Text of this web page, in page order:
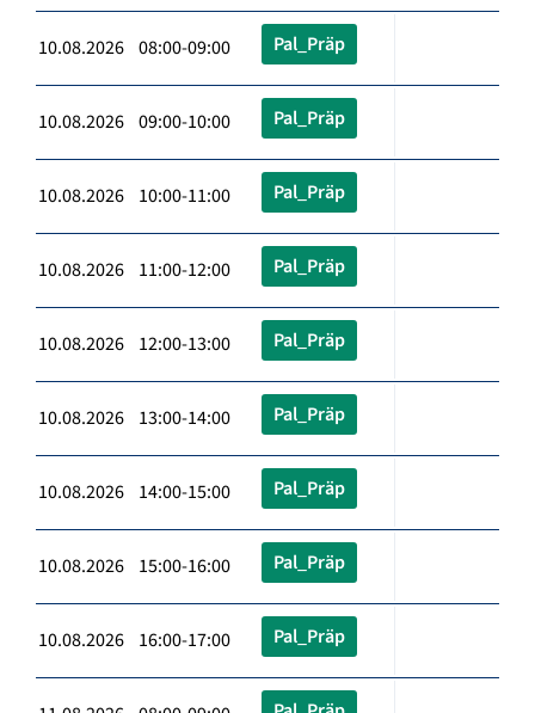
10.08.2026 08:00-09:00 Pal_Präp
10.08.2026 09:00-10:00 Pal_Präp
10.08.2026 10:00-11:00 Pal_Präp
10.08.2026 11:00-12:00 Pal_Präp
10.08.2026 12:00-13:00 Pal_Präp
10.08.2026 13:00-14:00 Pal_Präp
10.08.2026 14:00-15:00 Pal_Präp
10.08.2026 15:00-16:00 Pal_Präp
10.08.2026 16:00-17:00 Pal_Präp